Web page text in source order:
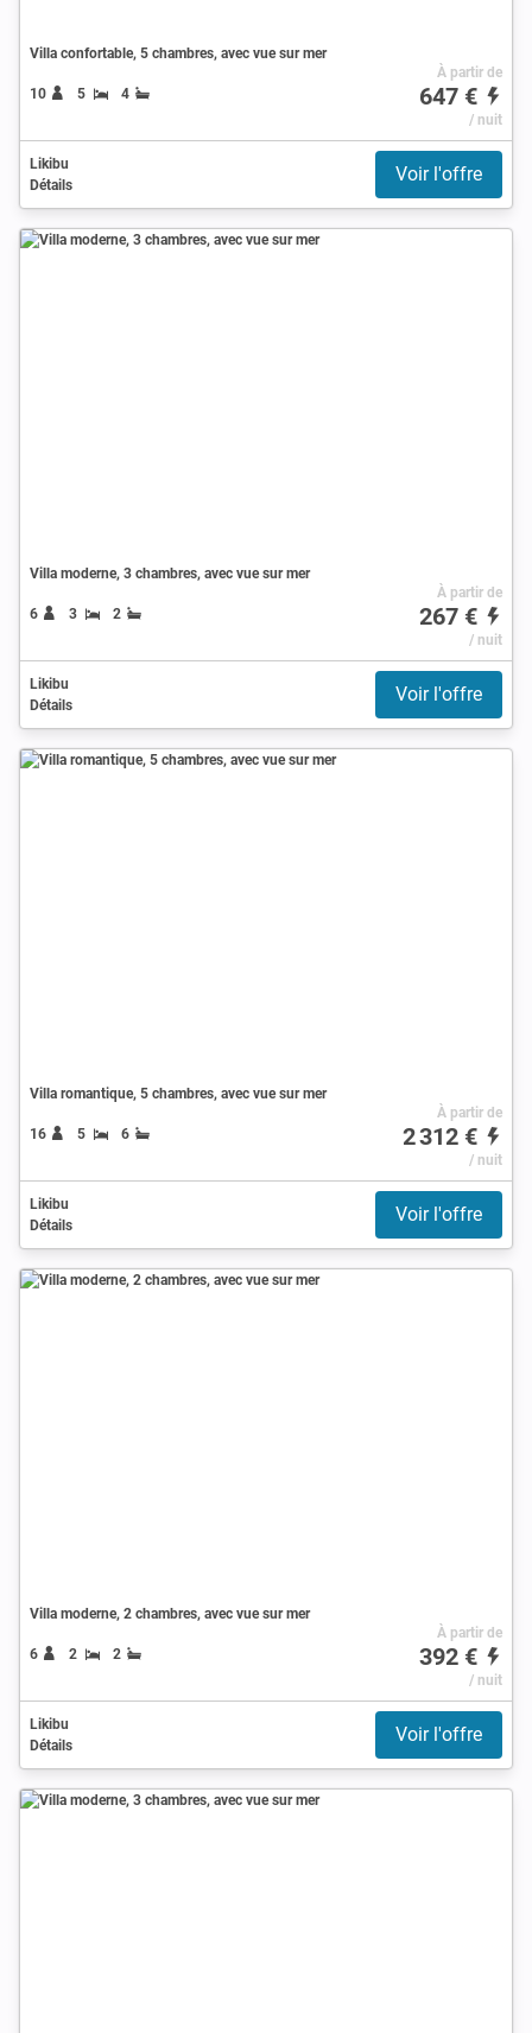
Villa confortable, 5 chambres, avec vue sur mer
10 5 4
À partir de
647 €
/ nuit
Likibu
Détails
Voir l'offre
Villa moderne, 3 chambres, avec vue sur mer
6 3 2
À partir de
267 €
/ nuit
Likibu
Détails
Voir l'offre
Villa romantique, 5 chambres, avec vue sur mer
16 5 6
À partir de
2 312 €
/ nuit
Likibu
Détails
Voir l'offre
Villa moderne, 2 chambres, avec vue sur mer
6 2 2
À partir de
392 €
/ nuit
Likibu
Détails
Voir l'offre